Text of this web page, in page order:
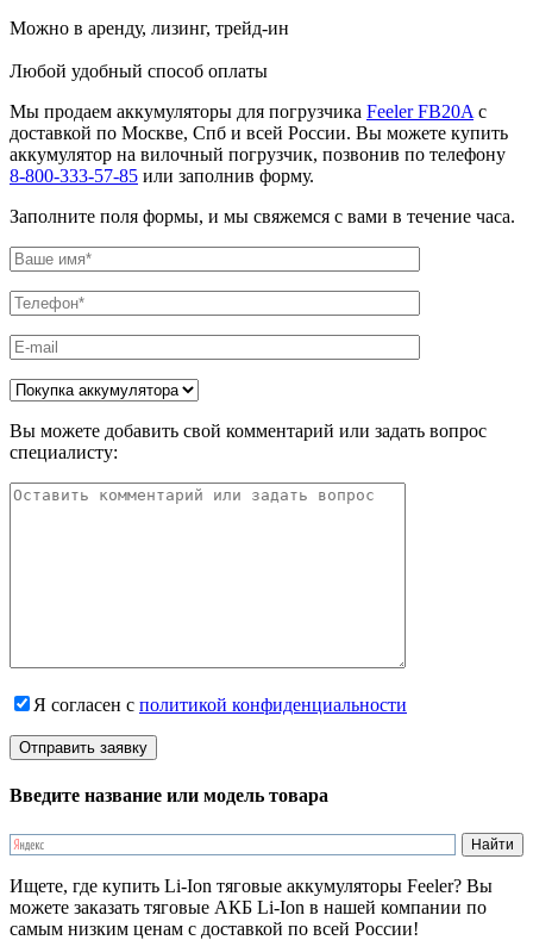
Можно в аренду, лизинг, трейд-ин
Любой удобный способ оплаты
Мы продаем аккумуляторы для погрузчика Feeler FB20A с
доставкой по Москве, Спб и всей России. Вы можете купить
аккумулятор на вилочный погрузчик, позвонив по телефону
8-800-333-57-85 или заполнив форму.
Заполните поля формы, и мы свяжемся с вами в течение часа.
Вы можете добавить свой комментарий или задать вопрос
специалисту:
Я согласен с политикой конфиденциальности
Введите название или модель товара
Ищете, где купить Li-Ion тяговые аккумуляторы Feeler? Вы
можете заказать тяговые АКБ Li-Ion в нашей компании по
самым низким ценам с доставкой по всей России!